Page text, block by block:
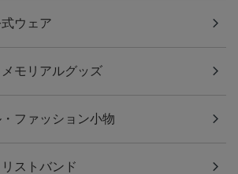
ウェア
モリアルグッズ
ファッション小物
ストバンド